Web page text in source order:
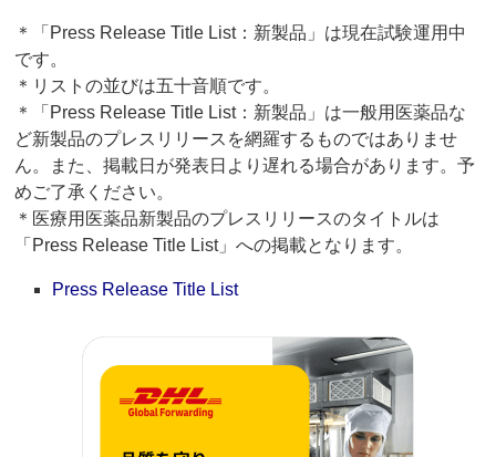
＊「Press Release Title List：新製品」は現在試験運用中
です。
＊リストの並びは五十音順です。
＊「Press Release Title List：新製品」は一般用医薬品な
ど新製品のプレスリリースを網羅するものではありませ
ん。また、掲載日が発表日より遅れる場合があります。予
めご了承ください。
＊医療用医薬品新製品のプレスリリースのタイトルは
「Press Release Title List」への掲載となります。
Press Release Title List